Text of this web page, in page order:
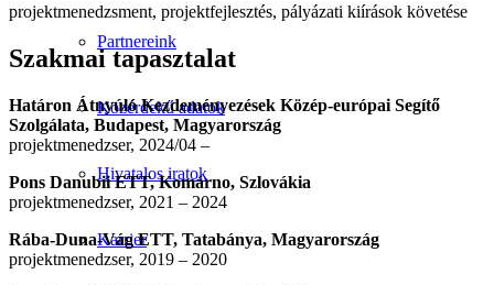
Partnereink
Közérdekű adatok
Hivatalos iratok
Karrier
projektmenedzsment, projektfejlesztés, pályázati kiírások követése
Szakmai tapasztalat
Határon Átnyúló Kezdeményezések Közép-európai Segítő
Szolgálata, Budapest, Magyarország
projektmenedzser, 2024/04 –
Pons Danubii ETT, Komárno, Szlovákia
projektmenedzser, 2021 – 2024
Rába-Duna-Vág ETT, Tatabánya, Magyarország
projektmenedzser, 2019 – 2020